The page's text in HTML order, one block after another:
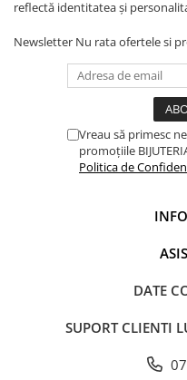
reflectă identitatea și
Newsletter Nu rata ofertele si
Vreau să primesc
promoțiile
Politica de
DATE
SUPORT CLIENTI